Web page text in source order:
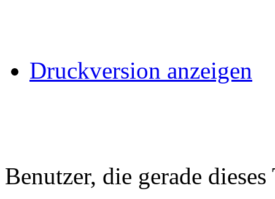
Druckversion anzeigen
Benutzer, die gerade